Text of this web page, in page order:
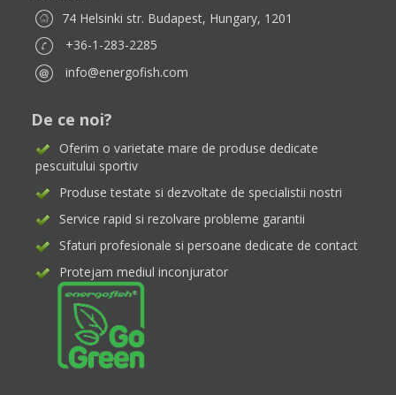
74 Helsinki str. Budapest, Hungary, 1201
+36-1-283-2285
info@energofish.com
De ce noi?
Oferim o varietate mare de produse dedicate
pescuitului sportiv
Produse testate si dezvoltate de specialistii nostri
Service rapid si rezolvare probleme garantii
Sfaturi profesionale si persoane dedicate de contact
Protejam mediul inconjurator